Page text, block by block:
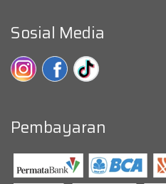
Sosial Media
Pembayaran